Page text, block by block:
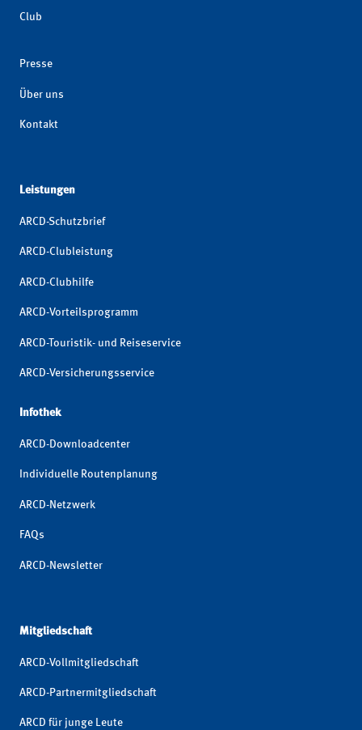
Club
Presse
Über uns
Kontakt
Leistungen
ARCD-Schutzbrief
ARCD-Clubleistung
ARCD-Clubhilfe
ARCD-Vorteilsprogramm
ARCD-Touristik- und Reiseservice
ARCD-Versicherungsservice
Infothek
ARCD-Downloadcenter
Individuelle Routenplanung
ARCD-Netzwerk
FAQs
ARCD-Newsletter
Mitgliedschaft
ARCD-Vollmitgliedschaft
ARCD-Partnermitgliedschaft
ARCD für junge Leute